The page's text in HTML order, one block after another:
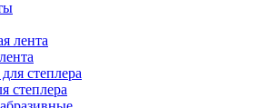
степлера